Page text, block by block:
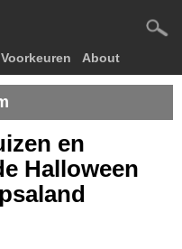
Voorkeuren About
en
Halloween